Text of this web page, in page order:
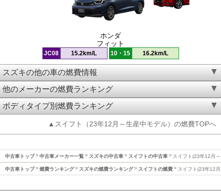
ホンダ
フィット
JC08 15.2km/L 10・15 16.2km/L
スズキの他の車の燃費情報
他のメーカーの燃費ランキング
ボディタイプ別燃費ランキング
▲スイフト（23年12月～生産中モデル）の燃費TOPへ
中古車トップ 中古車メーカー一覧 スズキの中古車 スイフトの中古車 スイフト(23年12月
中古車トップ 燃費ランキング スズキの燃費ランキング スイフトの燃費 スイフト(23年12